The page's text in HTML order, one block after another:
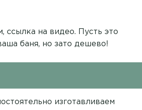
ссылка на видео. Пусть это
баня, но зато дешево!
изготавливаем